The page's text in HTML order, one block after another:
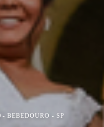
BEBEDOURO - SP